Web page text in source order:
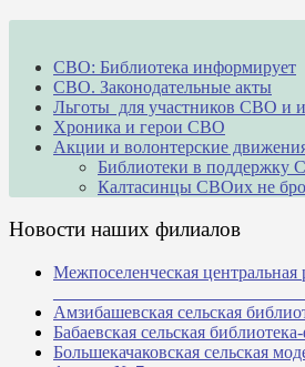
СВО: Библиотека информирует
СВО. Законодательные акты
Льготы для участников СВО и
Хроника и герои СВО
Акции и волонтерские
Библиотеки в поддержку
Калтасинцы СВОих не
Новости наших филиалов
Межпоселенческая центральная
Амзибашевская сельская
Бабаевская сельская
Большекачаковская сельская